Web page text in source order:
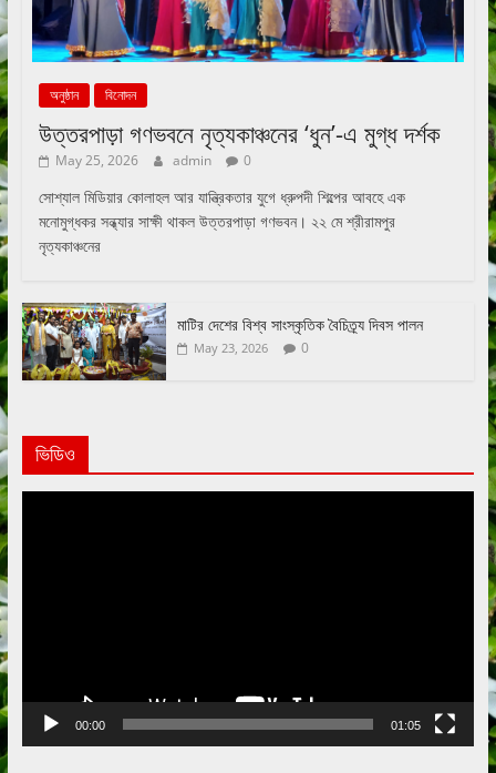
অনুষ্ঠান বিনোদন
উত্তরপাড়া গণভবনে নৃত্যকাঞ্চনের ‘ধুন’-এ মুগ্ধ দর্শক
May 25, 2026 admin 0
সোশ্যাল মিডিয়ার কোলাহল আর যান্ত্রিকতার যুগে ধ্রুপদী শিল্পের আবহে এক
মনোমুগ্ধকর সন্ধ্যার সাক্ষী থাকল উত্তরপাড়া গণভবন। ২২ মে শ্রীরামপুর
নৃত্যকাঞ্চনের
মাটির দেশের বিশ্ব সাংস্কৃতিক বৈচিত্র্য দিবস পালন
May 23, 2026 0
ভিডিও
00:00 01:05